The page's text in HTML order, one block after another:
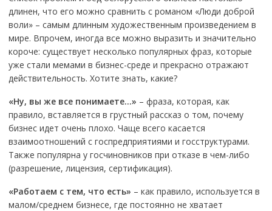
длинен, что его можно сравнить с романом «Люди доброй
воли» – самым длинным художественным произведением в
мире. Впрочем, иногда все можно выразить и значительно
короче: существует несколько популярных фраз, которые
уже стали мемами в бизнес-среде и прекрасно отражают
действительность. Хотите знать, какие?
«Ну, вы же все понимаете…» – фраза, которая, как
правило, вставляется в грустный рассказ о том, почему
бизнес идет очень плохо. Чаще всего касается
взаимоотношений с госпредприятиями и госструктурами.
Также популярна у госчиновников при отказе в чем-либо
(разрешение, лицензия, сертификация).
«Работаем с тем, что есть» – как правило, используется в
малом/среднем бизнесе, где постоянно не хватает